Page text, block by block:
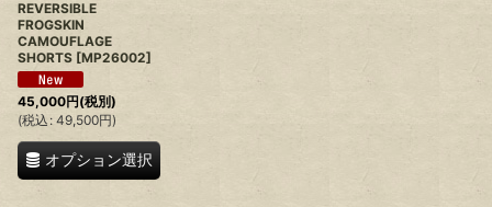
REVERSIBLE
FROGSKIN
CAMOUFLAGE
SHORTS [MP26002]
45,000円(税別)
(税込 : 49,500円)
オプション選択